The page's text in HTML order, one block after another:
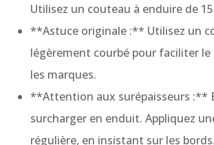
Utilisez un couteau à enduire de
**Astuce originale :** Utilisez un
légèrement courbé pour faciliter
les marques.
**Attention aux surépaisseurs :**
surcharger en enduit. Appliquez
régulière, en insistant sur les bords.